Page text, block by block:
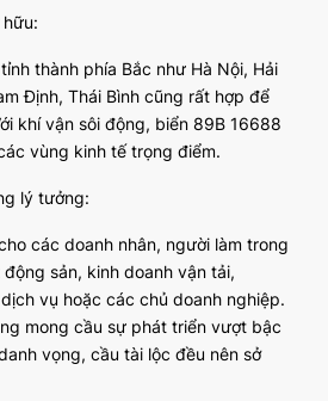
thành phía Bắc như Hà Nội, Hải
Định, Thái Bình cũng rất hợp để
khí vận sôi động, biển 89B 16688
vùng kinh tế trọng điểm.
lý tưởng:
các doanh nhân, người làm trong
sản, kinh doanh vận tải,
vụ hoặc các chủ doanh nghiệp.
mong cầu sự phát triển vượt bậc
vọng, cầu tài lộc đều nên sở